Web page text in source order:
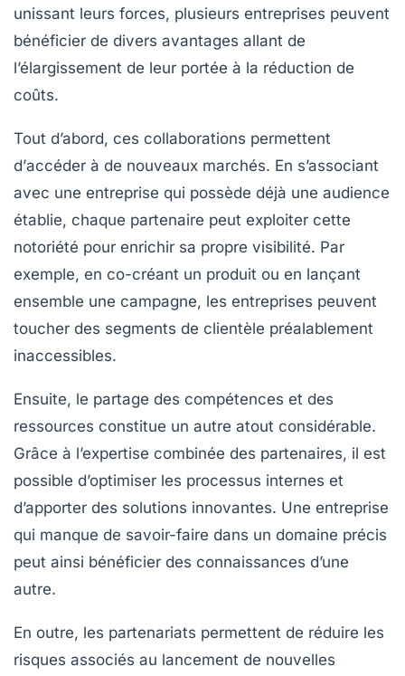
unissant leurs forces, plusieurs entreprises peuvent
bénéficier de divers avantages allant de
l’élargissement de leur portée à la réduction de
coûts.
Tout d’abord, ces collaborations permettent
d’accéder à de nouveaux marchés. En s’associant
avec une entreprise qui possède déjà une audience
établie, chaque partenaire peut exploiter cette
notoriété pour enrichir sa propre visibilité. Par
exemple, en co-créant un produit ou en lançant
ensemble une campagne, les entreprises peuvent
toucher des segments de clientèle préalablement
inaccessibles.
Ensuite, le partage des compétences et des
ressources constitue un autre atout considérable.
Grâce à l’expertise combinée des partenaires, il est
possible d’optimiser les processus internes et
d’apporter des solutions innovantes. Une entreprise
qui manque de savoir-faire dans un domaine précis
peut ainsi bénéficier des connaissances d’une
autre.
En outre, les partenariats permettent de réduire les
risques associés au lancement de nouvelles